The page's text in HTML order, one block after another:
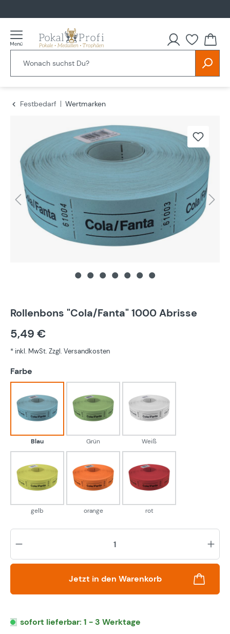
Festbedarf
Wertmarken
Rollenbons "Cola/Fanta" 1000 Abrisse
5,49 €
* inkl. MwSt. Zzgl. Versandkosten
Farbe
Blau
Blau
Grün
Grün
Weiß
Weiß
gelb
gelb
orange
orange
rot
rot
Jetzt in den Warenkorb
sofort lieferbar: 1 - 3 Werktage